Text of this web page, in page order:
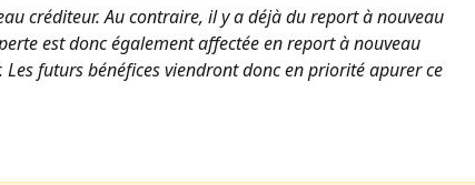
créditeur. Au contraire, il y a déjà du report à nouveau
est donc également affectée en report à nouveau
futurs bénéfices viendront donc en priorité apurer ce